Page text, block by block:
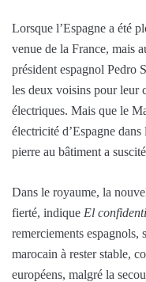
Lorsque l’Espagne a été
venue de la France, mais
président espagnol Pedro
les deux voisins pour leur
électriques. Mais que le
électricité d’Espagne
pierre au bâtiment a
Dans le royaume, la
fierté, indique El
remerciements espagnols,
marocain à rester stable,
européens, malgré la